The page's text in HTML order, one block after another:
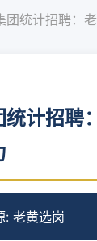
团统计招聘：
计招聘
: 老黄选岗